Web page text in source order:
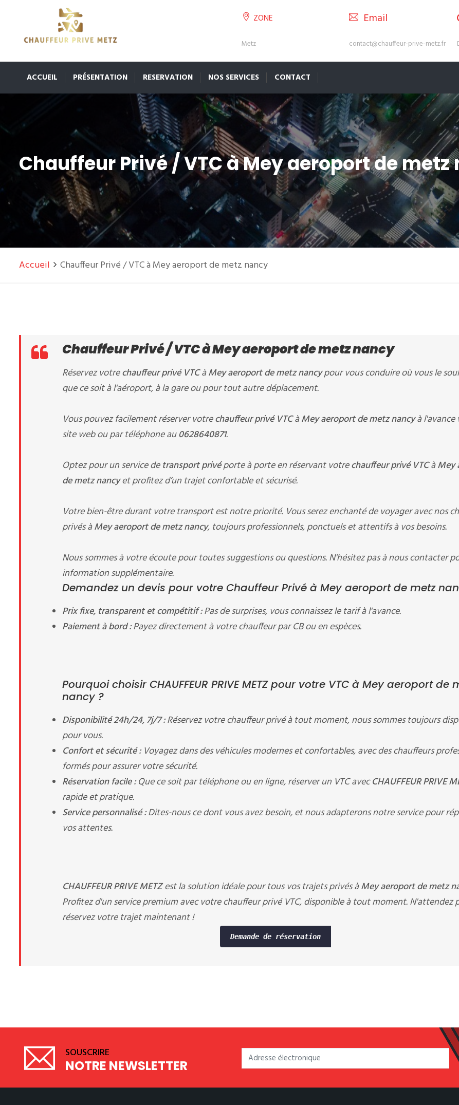
ZONE
Metz
Email
contact@chauffeur-prive-metz.fr
ACCUEIL PRÉSENTATION RESERVATION NOS SERVICES CONTACT
Chauffeur Privé / VTC à Mey aeroport de metz
Accueil Chauffeur Privé / VTC à Mey aeroport de metz nancy
Chauffeur Privé / VTC à Mey aeroport de metz nancy
Réservez votrechauffeur privé VTCàMey aeroport de metz nancypour vous conduire où vous le
que ce soit à l'aéroport, à la gare ou pour tout autre déplacement.
Vous pouvez facilement réserver votrechauffeur privé VTCàMey aeroport de metz nancyà l'avance
site web ou par téléphone au0628640871.
Optez pour un service detransport privéporte à porte en réservant votrechauffeur privé VTCàMey
de metz nancyet profitez d’un trajet confortable et sécurisé.
Votre bien-être durant votre transport est notre priorité. Vous serez enchanté de voyager avec nos
privés àMey aeroport de metz nancy, toujours professionnels, ponctuels et attentifs à vos besoins.
Nous sommes à votre écoute pour toutes suggestions ou questions. N'hésitez pas à nous contacter
information supplémentaire.
Demandez un devis pour votre Chauffeur Privé à Mey aeroport de metz
Prix fixe, transparent et compétitif :Pas de surprises, vous connaissez le tarif à l'avance.
Paiement à bord :Payez directement à votre chauffeur par CB ou en espèces.
Pourquoi choisir CHAUFFEUR PRIVE METZ pour votre VTC à Mey aeroport de
nancy ?
Disponibilité 24h/24, 7j/7 :Réservez votre chauffeur privé à tout moment, nous sommes toujours
pour vous.
Confort et sécurité :Voyagez dans des véhicules modernes et confortables, avec des chauffeurs
formés pour assurer votre sécurité.
Réservation facile :Que ce soit par téléphone ou en ligne, réserver un VTC avecCHAUFFEUR PRIVE
rapide et pratique.
Service personnalisé :Dites-nous ce dont vous avez besoin, et nous adapterons notre service pour
vos attentes.
CHAUFFEUR PRIVE METZest la solution idéale pour tous vos trajets privés àMey aeroport de metz
Profitez d'un service premium avec votre chauffeur privé VTC, disponible à tout moment. N'attendez
réservez votre trajet maintenant !
Demande de réservation
SOUSCRIRE
NOTRE NEWSLETTER